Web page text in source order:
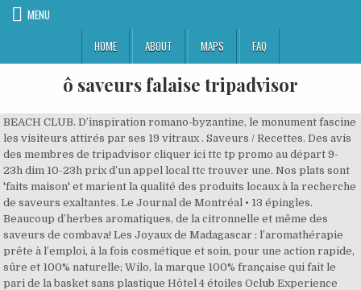
MENU
HOME
ABOUT MAPS FAQ
ô saveurs falaise tripadvisor
BEACH CLUB. D’inspiration romano-byzantine, le monument fascine
les visiteurs attirés par ses 19 vitraux . Saveurs / Recettes. Des avis
des membres de tripadvisor cliquer ici ttc tp promo au départ 9-
23h dim 10-23h prix d’un appel local ttc trouver une. Nos plats sont
'faits maison' et marient la qualité des produits locaux à la recherche
de saveurs exaltantes. Le Journal de Montréal • 13 épingles.
Beaucoup d’herbes aromatiques, de la citronnelle et même des
saveurs de combava! Les Joyaux de Madagascar : l’aromathérapie
prête à l’emploi, à la fois cosmétique et soin, pour une action rapide,
sûre et 100% naturelle; Wilo, la marque 100% française qui fait le
pari de la basket sans plastique Hôtel 4 étoiles Oclub Experience